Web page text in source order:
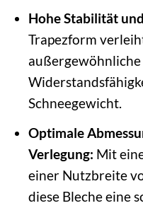
Hohe Stabilität
Trapezform
Schneegewicht.
Optimale
Verlegung: Mit
einer Nutzbreite
diese Bleche eine